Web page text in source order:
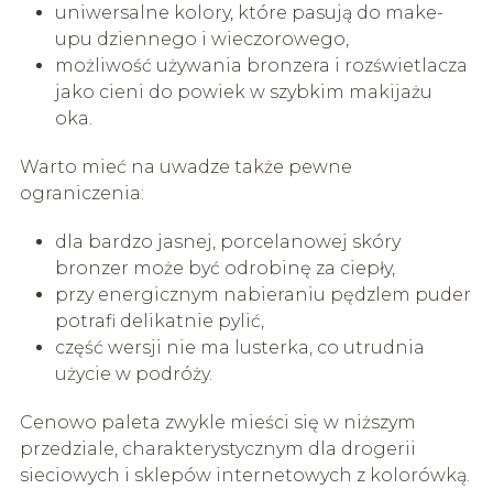
uniwersalne kolory, które pasują do make-
upu dziennego i wieczorowego,
możliwość używania bronzera i rozświetlacza
jako cieni do powiek w szybkim makijażu
oka.
Warto mieć na uwadze także pewne
ograniczenia:
dla bardzo jasnej, porcelanowej skóry
bronzer może być odrobinę za ciepły,
przy energicznym nabieraniu pędzlem puder
potrafi delikatnie pylić,
część wersji nie ma lusterka, co utrudnia
użycie w podróży.
Cenowo paleta zwykle mieści się w niższym
przedziale, charakterystycznym dla drogerii
sieciowych i sklepów internetowych z kolorówką.